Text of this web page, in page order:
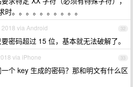
。。。。。。。。。。
32
via Android
密码超过 15 位，基本就无法破解了。
33
via iPhone
个 key 生成的密码？那和明文有什么区